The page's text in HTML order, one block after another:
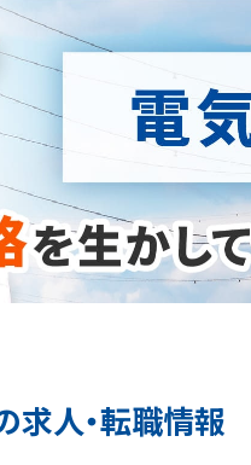
求人・転職情報